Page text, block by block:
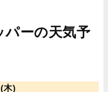
パーの天気予
木)